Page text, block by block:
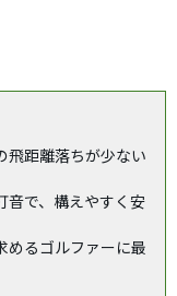
飛距離落ちが少ない
音で、構えやすく安
めるゴルファーに最